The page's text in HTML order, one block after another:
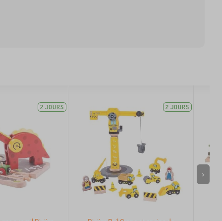
2 JOURS 2 JOURS
>